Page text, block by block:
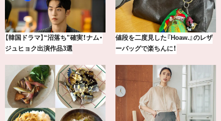
【韓国ドラマ】“沼落ち”確実！ナム・
ジュヒョク出演作品3選
値段を二度見した『Hoaw.』のレザ
ーバッグで楽ちんに！